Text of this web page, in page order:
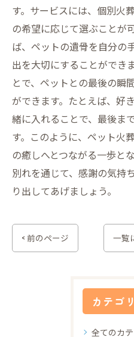
す。サービスには、個別火
の希望に応じて選ぶことが
ば、ペットの遺骨を自分の
出を大切にすることができ
とで、ペットとの最後の瞬
ができます。たとえば、好
緒に入れることで、最後ま
す。このように、ペット火
の癒しへとつながる一歩と
別れを通じて、感謝の気持
り出してあげましょう。
< 前のページ 一覧
カテゴ
全てのカ